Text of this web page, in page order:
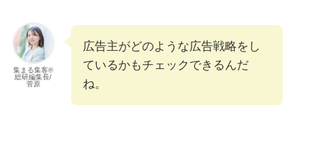
集まる集客®︎
総研編集長/
菅原
広告主がどのような広告戦略をし
ているかもチェックできるんだ
ね。